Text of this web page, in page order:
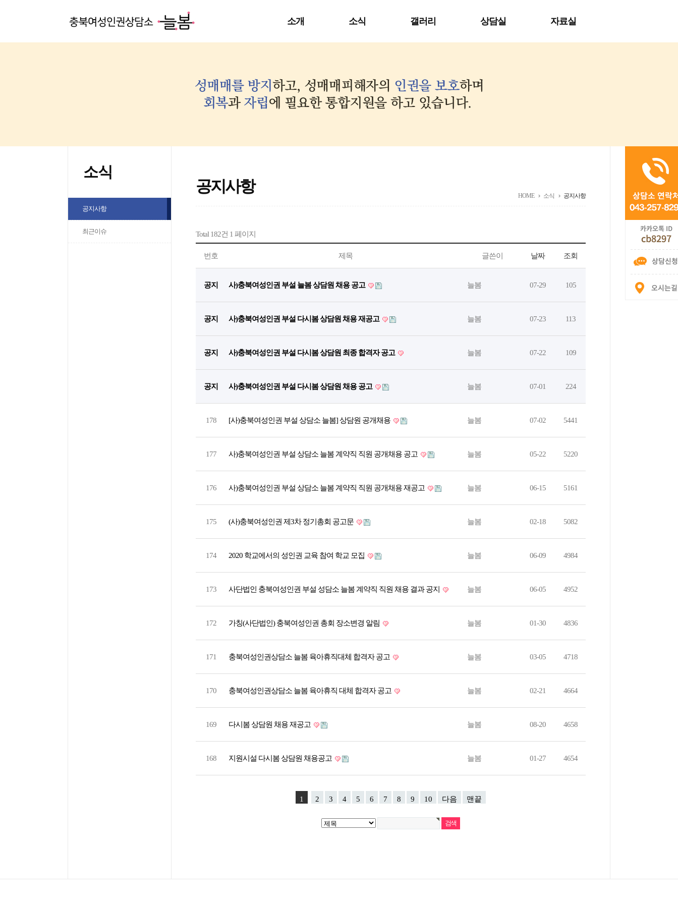
소개 소식 갤러리 상담실 자료실
소식
공지사항
최근이슈
공지사항
HOME 소식 공지사항
Total 182건 1 페이지
번호 제목 글쓴이 날짜 조회
공지 사)충북여성인권 부설 늘봄 상담원 채용 공고 늘봄 07-29 105
공지 사)충북여성인권 부설 다시봄 상담원 채용 재공고 늘봄 07-23 113
공지 사)충북여성인권 부설 다시봄 상담원 최종 합격자 공고 늘봄 07-22 109
공지 사)충북여성인권 부설 다시봄 상담원 채용 공고 늘봄 07-01 224
178 [사)충북여성인권 부설 상담소 늘봄] 상담원 공개채용 늘봄 07-02 5441
177 사)충북여성인권 부설 상담소 늘봄 계약직 직원 공개채용 공고 늘봄 05-22 5220
176 사)충북여성인권 부설 상담소 늘봄 계약직 직원 공개채용 재공고 늘봄 06-15 5161
175 (사)충북여성인권 제3차 정기총회 공고문 늘봄 02-18 5082
174 2020 학교에서의 성인권 교육 참여 학교 모집 늘봄 06-09 4984
173 사단법인 충북여성인권 부설 성담소 늘봄 계약직 직원 채용 결과 공지 늘봄 06-05 4952
172 가칭(사단법인) 충북여성인권 총회 장소변경 알림 늘봄 01-30 4836
171 충북여성인권상담소 늘봄 육아휴직대체 합격자 공고 늘봄 03-05 4718
170 충북여성인권상담소 늘봄 육아휴직 대체 합격자 공고 늘봄 02-21 4664
169 다시봄 상담원 채용 재공고 늘봄 08-20 4658
168 지원시설 다시봄 상담원 채용공고 늘봄 01-27 4654
1 2 3 4 5 6 7 8 9 10 다음 맨끝